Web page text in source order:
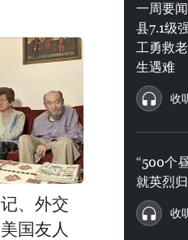
、外交
国友人
一周要
县7.1级
工勇救
生遇难
收
“500个
就英烈
收